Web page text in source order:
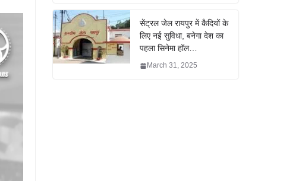
सेंट्रल जेल रायपुर में कैदियों के
लिए नई सुविधा, बनेगा देश का
पहला सिनेमा हॉल…
March 31, 2025